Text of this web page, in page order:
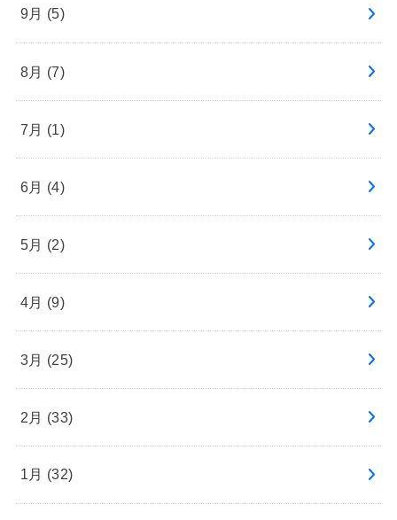
9月 (5)
8月 (7)
7月 (1)
6月 (4)
5月 (2)
4月 (9)
3月 (25)
2月 (33)
1月 (32)